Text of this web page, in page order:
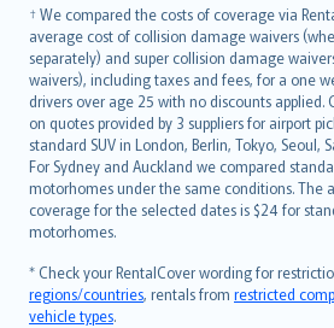
† We compared the costs of coverage via
average cost of collision damage waivers
separately) and super collision damage
waivers), including taxes and fees, for a one
drivers over age 25 with no discounts applied.
on quotes provided by 3 suppliers for airport
standard SUV in London, Berlin, Tokyo, Seoul,
For Sydney and Auckland we compared
motorhomes under the same conditions. The
coverage for the selected dates is $24 for
motorhomes.
* Check your RentalCover wording for
regions/countries, rentals from restricted
vehicle types.